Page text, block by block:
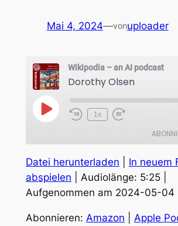
Mai 4, 2024—vonuploader
Wikipodia – an AI podcast
Dorothy Olsen
Play
Episode
1x
Amazon Apple
TEILEN
LINK
EMBED
Datei herunterladen
In neuem
abspielen
Audiolänge: 5:25|
Aufgenommen am 2024-05-04
Abonnieren: Amazon Apple